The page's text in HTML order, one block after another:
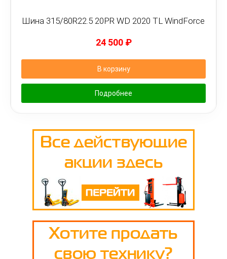
Шина 315/80R22.5 20PR WD 2020 TL WindForce
24 500 ₽
В корзину
Подробнее